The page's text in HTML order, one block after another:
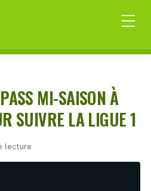
MI-SAISON À
SUIVRE LA LIGUE 1
lecture